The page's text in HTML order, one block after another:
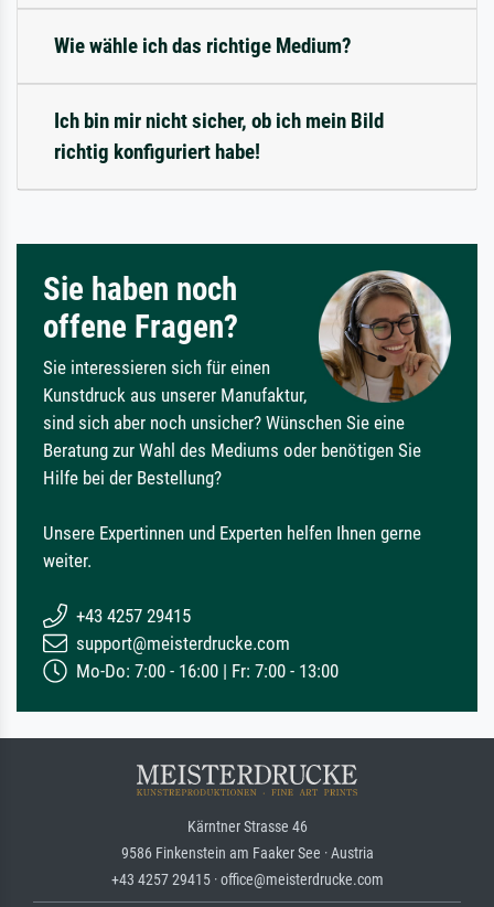
Wie wähle ich das richtige Medium?
Ich bin mir nicht sicher, ob ich mein Bild
richtig konfiguriert habe!
Sie haben noch
offene Fragen?
Sie interessieren sich für einen
Kunstdruck aus unserer Manufaktur,
sind sich aber noch unsicher? Wünschen Sie eine
Beratung zur Wahl des Mediums oder benötigen Sie
Hilfe bei der Bestellung?
Unsere Expertinnen und Experten helfen Ihnen gerne
weiter.
+43 4257 29415
support@meisterdrucke.com
Mo-Do: 7:00 - 16:00 | Fr: 7:00 - 13:00
Kärntner Strasse 46
9586 Finkenstein am Faaker See · Austria
+43 4257 29415 · office@meisterdrucke.com